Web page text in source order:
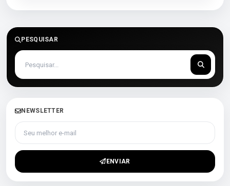
PESQUISAR
NEWSLETTER
Seu melhor e-mail
ENVIAR